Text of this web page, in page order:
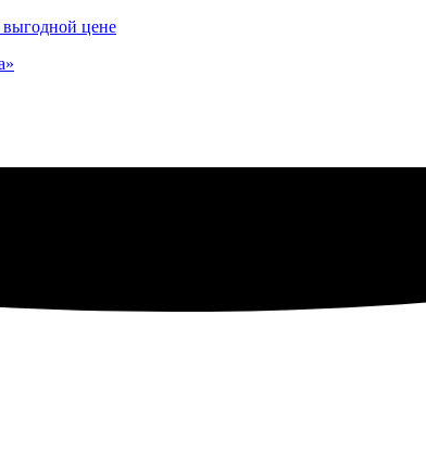
выгодной цене